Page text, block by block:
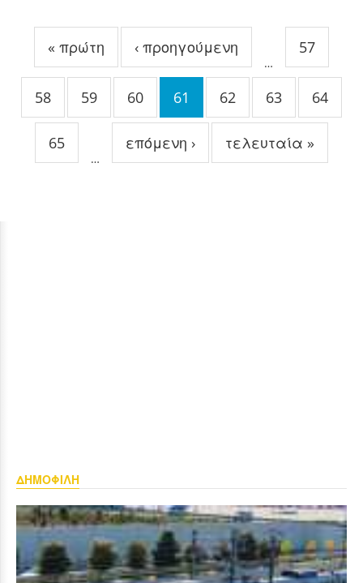
« πρώτη ‹ προηγούμενη
…
57
58 59 60 61 62 63 64
65
…
επόμενη › τελευταία »
ΔΗΜΟΦΙΛΗ